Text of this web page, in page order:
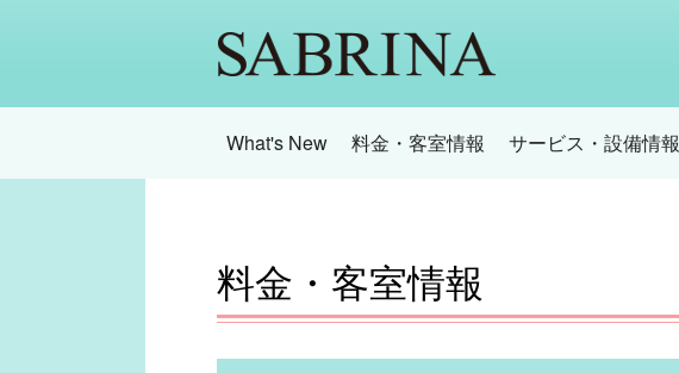
What's New 料金・客室情報 サービス・設備情報
料金・客室情報